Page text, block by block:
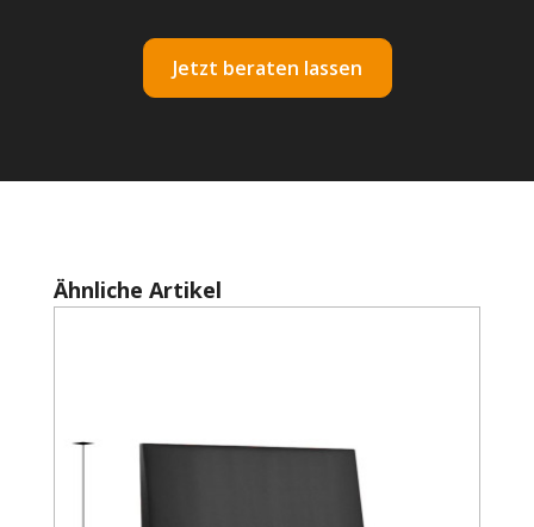
Jetzt beraten lassen
Produktgalerie überspringen
Ähnliche Artikel